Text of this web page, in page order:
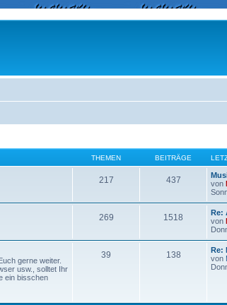
THEMEN BEITRÄGE
217 437
von
269 1518
Re:
von
gerne weiter.
usw., solltet Ihr
ein bisschen
39 138
Re:
von